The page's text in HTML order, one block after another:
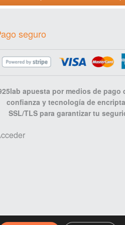
seguro
apuesta por medios de pago
confianza y tecnología de
SSL/TLS para garantizar tu
Diseño web